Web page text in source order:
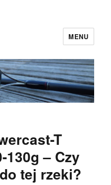
MENU
T
130g – Czy
tej rzeki?